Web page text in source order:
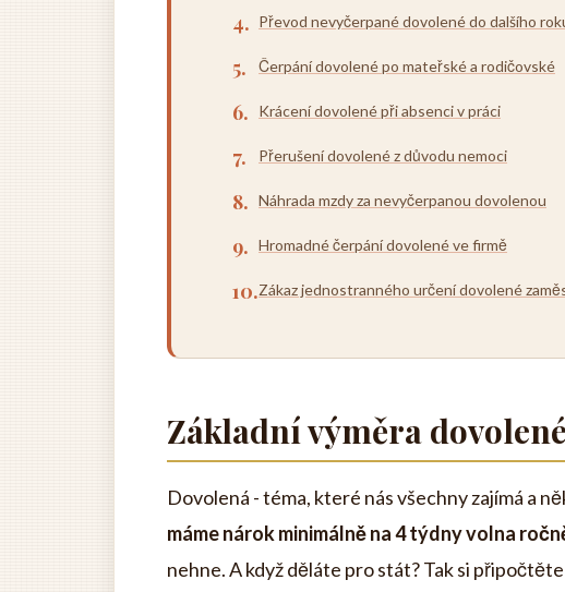
Převod nevyčerpané dovolené do dalšího
Čerpání dovolené po mateřské a rodičovské
Krácení dovolené při absenci v práci
Přerušení dovolené z důvodu nemoci
Náhrada mzdy za nevyčerpanou dovolenou
Hromadné čerpání dovolené ve firmě
Zákaz jednostranného určení dovolené
Základní výměra
Dovolená - téma, které nás všechny zajímá a
máme nárok minimálně na 4 týdny volna
nehne. A když děláte pro stát? Tak si